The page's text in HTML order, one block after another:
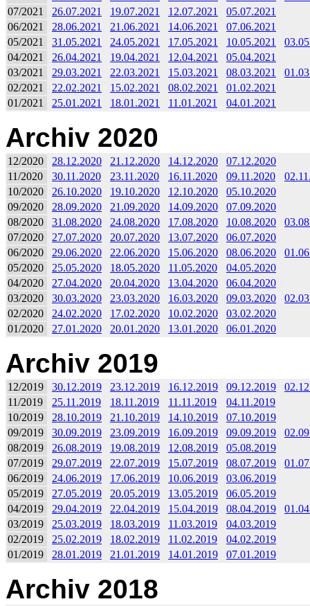
07/2021
26.07.2021 19.07.2021 12.07.2021
05.07.2021
06/2021
28.06.2021 21.06.2021 14.06.2021
07.06.2021
05/2021
31.05.2021 24.05.2021 17.05.2021 10.05.2021
04/2021
26.04.2021 19.04.2021 12.04.2021
05.04.2021
03/2021
29.03.2021 22.03.2021 15.03.2021 08.03.2021
02/2021
22.02.2021 15.02.2021 08.02.2021
01.02.2021
01/2021
25.01.2021 18.01.2021 11.01.2021 04.01.2021
Archiv 2020
12/2020 28.12.2020 21.12.2020 14.12.2020
07.12.2020
11/2020
30.11.2020 23.11.2020 16.11.2020 09.11.2020
10/2020
26.10.2020 19.10.2020 12.10.2020
05.10.2020
09/2020
28.09.2020 21.09.2020 14.09.2020
07.09.2020
08/2020
31.08.2020 24.08.2020 17.08.2020 10.08.2020
07/2020
27.07.2020 20.07.2020 13.07.2020
06.07.2020
06/2020
29.06.2020 22.06.2020 15.06.2020 08.06.2020
05/2020
25.05.2020 18.05.2020 11.05.2020
04.05.2020
04/2020
27.04.2020 20.04.2020 13.04.2020
06.04.2020
03/2020
30.03.2020 23.03.2020 16.03.2020 09.03.2020
02/2020
24.02.2020 17.02.2020 10.02.2020
03.02.2020
01/2020
27.01.2020 20.01.2020 13.01.2020 06.01.2020
Archiv 2019
12/2019 30.12.2019 23.12.2019 16.12.2019 09.12.2019
11/2019
25.11.2019 18.11.2019 11.11.2019
04.11.2019
10/2019
28.10.2019 21.10.2019 14.10.2019
07.10.2019
09/2019
30.09.2019 23.09.2019 16.09.2019 09.09.2019
08/2019
26.08.2019 19.08.2019 12.08.2019
05.08.2019
07/2019
29.07.2019 22.07.2019 15.07.2019 08.07.2019
06/2019
24.06.2019 17.06.2019 10.06.2019
03.06.2019
05/2019
27.05.2019 20.05.2019 13.05.2019
06.05.2019
04/2019
29.04.2019 22.04.2019 15.04.2019 08.04.2019
03/2019
25.03.2019 18.03.2019 11.03.2019
04.03.2019
02/2019
25.02.2019 18.02.2019 11.02.2019
04.02.2019
01/2019
28.01.2019 21.01.2019 14.01.2019 07.01.2019
Archiv 2018